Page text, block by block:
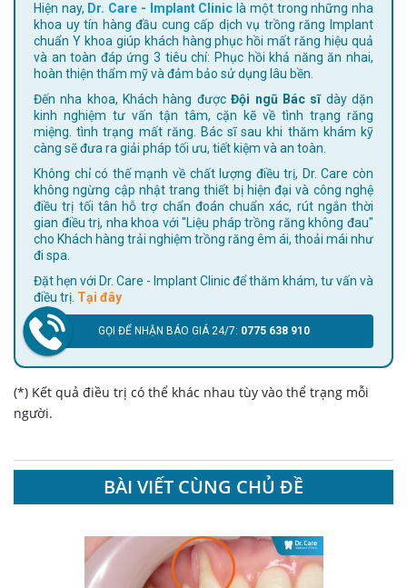
Hiện nay, Dr. Care - Implant Clinic là một trong những nha
khoa uy tín hàng đầu cung cấp dịch vụ trồng răng Implant
chuẩn Y khoa giúp khách hàng phục hồi mất răng hiệu quả
và an toàn đáp ứng 3 tiêu chí: Phục hồi khả năng ăn nhai,
hoàn thiện thẩm mỹ và đảm bảo sử dụng lâu bền.
Đến nha khoa, Khách hàng đượcĐội ngũ Bác sĩdày dặn
kinh nghiệm tư vấn tận tâm, cặn kẽ về tình trạng răng
miệng. tình trạng mất răng. Bác sĩ sau khi thăm khám kỹ
càng sẽ đưa ra giải pháp tối ưu, tiết kiệm và an toàn.
Không chỉ có thế mạnh về chất lượng điều trị, Dr. Care còn
không ngừng cập nhật trang thiết bị hiện đại và công nghệ
điều trị tối tân hỗ trợ chẩn đoán chuẩn xác, rút ngắn thời
gian điều trị, nha khoa với "Liệu pháp trồng răng không đau"
cho Khách hàng trải nghiệm trồng răng êm ái, thoải mái như
đi spa.
Đặt hẹn với Dr. Care - Implant Clinic để thăm khám, tư vấn và
điều trị. Tại đây
GỌI ĐỂ NHẬN BÁO GIÁ 24/7: 0775 638 910
(*) Kết quả điều trị có thể khác nhau tùy vào thể trạng mỗi
người.
BÀI VIẾT CÙNG CHỦ ĐỀ